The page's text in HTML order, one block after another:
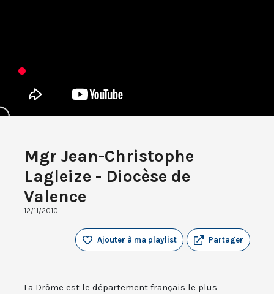
Mgr Jean-Christophe
Lagleize - Diocèse de
Valence
12/11/2010
Partager
Ajouter à ma playlist
La Drôme est le département français le plus